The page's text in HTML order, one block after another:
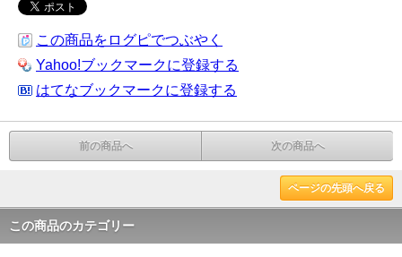
この商品をログピでつぶやく
Yahoo!ブックマークに登録する
はてなブックマークに登録する
前の商品へ 次の商品へ
ページの先頭へ戻る
この商品のカテゴリー